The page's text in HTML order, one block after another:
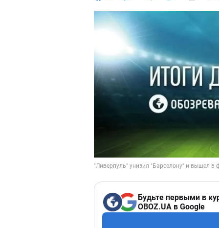
Будьте первыми в
OBOZ.UA в Google